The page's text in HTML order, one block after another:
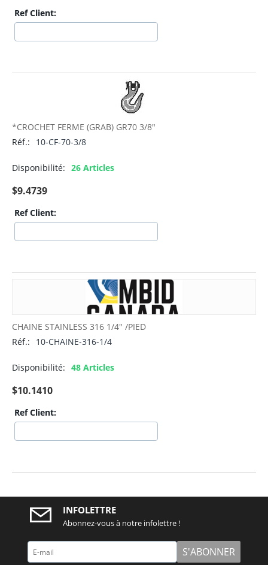
Ref Client:
*CROCHET FERME (GRAB) GR70 3/8"
Réf.:
10-CF-70-3/8
Disponibilité: 26 Articles
$9.4739
Ref Client:
CHAINE STAINLESS 316 1/4" /PIED
Réf.:
10-CHAINE-316-1/4
Disponibilité: 48 Articles
$10.1410
Ref Client:
INFOLETTRE
Abonnez-vous à notre infolettre !
S'ABONNER